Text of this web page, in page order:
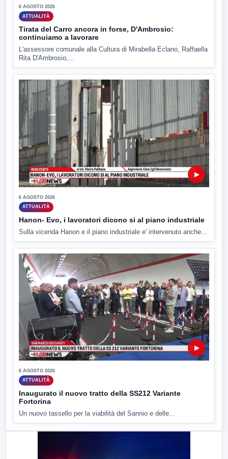
6 AGOSTO 2026
ATTUALITÀ
Tirata del Carro ancora in forse, D'Ambrosio:
continuiamo a lavorare
L'assessore comunale alla Cultura di Mirabella Eclano, Raffaella
Rita D'Ambrosio,...
▶
6 AGOSTO 2026
ATTUALITÀ
Hanon- Evo, i lavoratori dicono si al piano industriale
Sulla vicenda Hanon e il piano industriale e' intervenuto anche...
▶
6 AGOSTO 2026
ATTUALITÀ
Inaugurato il nuovo tratto della SS212 Variante
Fortorina
Un nuovo tassello per la viabilità del Sannio e delle...